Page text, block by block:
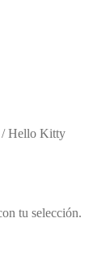
/Hello Kitty
tu selección.